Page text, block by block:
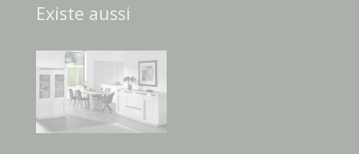
Existe aussi